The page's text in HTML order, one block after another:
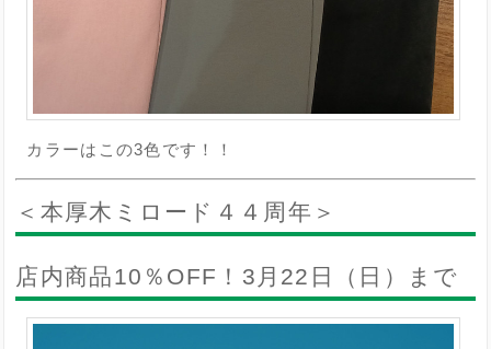
カラーはこの3色です！！
＜本厚木ミロード４４周年＞
店内商品10％OFF！3月22日（日）まで